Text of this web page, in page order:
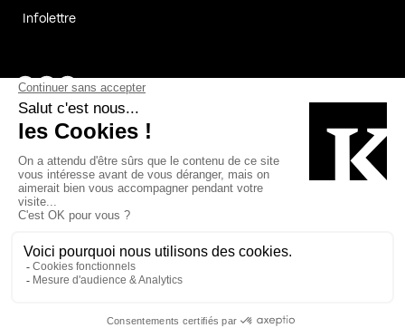
Infolettre
Page Facebook de Kollectif
Page Instagram de Kollectif
Page Linkedin de Kollectif
Bâtiment-Durable-Québec-1
Esquisses-1
MP-1 v2com-1